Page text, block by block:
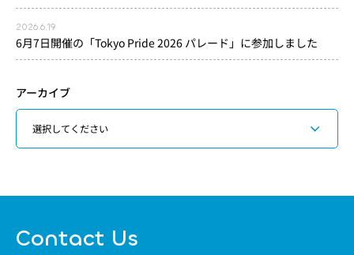
2026.6.19
6月7日開催の「Tokyo Pride 2026 パレード」に参加しました
アーカイブ
Contact Us